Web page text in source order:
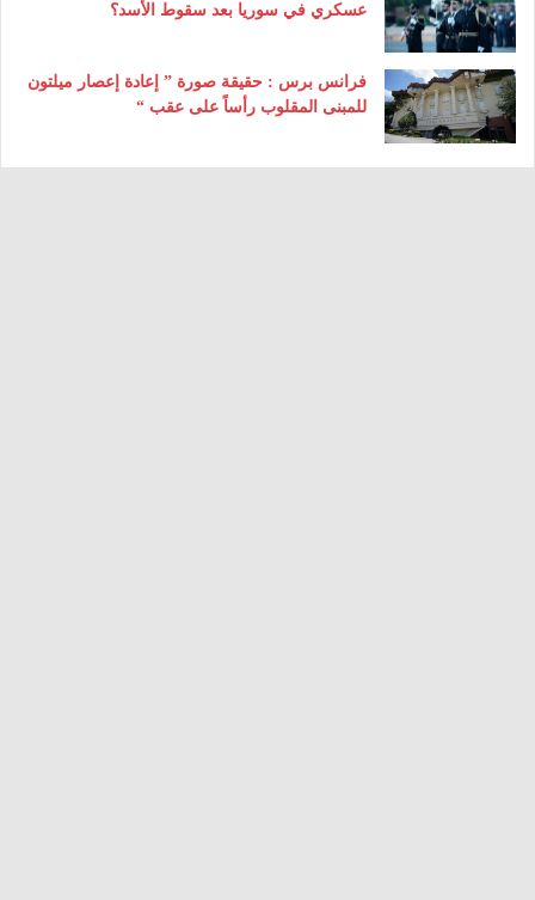
عسكري في سوريا بعد سقوط الأسد؟
فرانس برس : حقيقة صورة ” إعادة إعصار ميلتون
للمبنى المقلوب رأساً على عقب “